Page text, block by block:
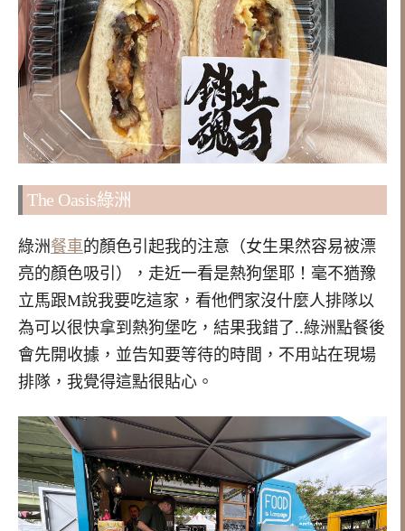
The Oasis綠洲
綠洲 餐車的顏色引起我的注意（女生果然容易被漂
亮的顏色吸引），走近一看是熱狗堡耶！毫不猶豫
立馬跟M說我要吃這家，看他們家沒什麼人排隊以
為可以很快拿到熱狗堡吃，結果我錯了..綠洲點餐後
會先開收據，並告知要等待的時間，不用站在現場
排隊，我覺得這點很貼心。